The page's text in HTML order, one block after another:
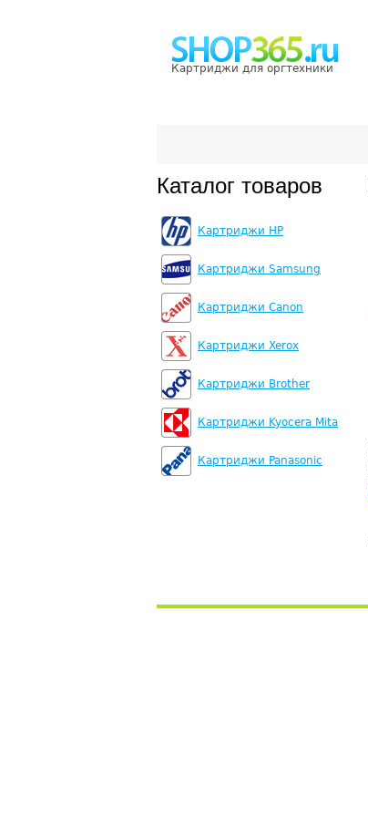
Картриджи для оргтехники
Каталог товаров
Картриджи HP
Картриджи Samsung
Картриджи Canon
Картриджи Xerox
Картриджи Brother
Картриджи Kyocera Mita
Картриджи Panasonic